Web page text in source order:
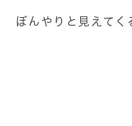
ぼんやりと見えてく